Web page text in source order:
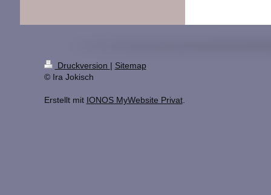
Druckversion | Sitemap
© Ira Jokisch
Erstellt mit IONOS MyWebsite Privat.